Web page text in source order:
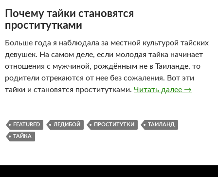
Почему тайки становятся
проститутками
Больше года я наблюдала за местной культурой тайских
девушек. На самом деле, если молодая тайка начинает
отношения с мужчиной, рождённым не в Таиланде, то
родители отрекаются от нее без сожаления. Вот эти
тайки и становятся проститутками. Читать далее →
FEATURED ЛЕДИБОЙ ПРОСТИТУТКИ ТАИЛАНД
ТАЙКА